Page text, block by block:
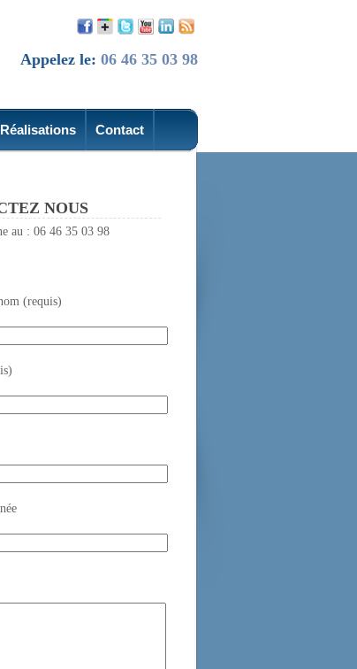
Appelez le: 06 46 35 03 98
Réalisations Contact
NOUS
au : 06 46 35 03 98
(requis)